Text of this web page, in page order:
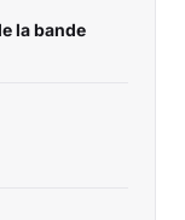
la bande